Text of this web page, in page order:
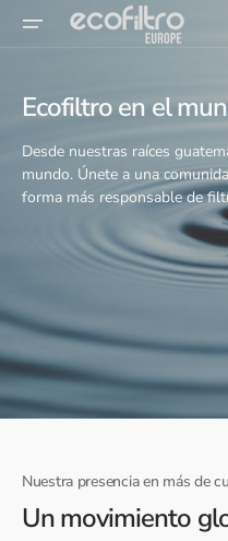
Ir al
Ecofiltro en el
Desde nuestras raíces
mundo. Únete a una
forma más responsable de
Nuestra presencia en más de
Un movimiento